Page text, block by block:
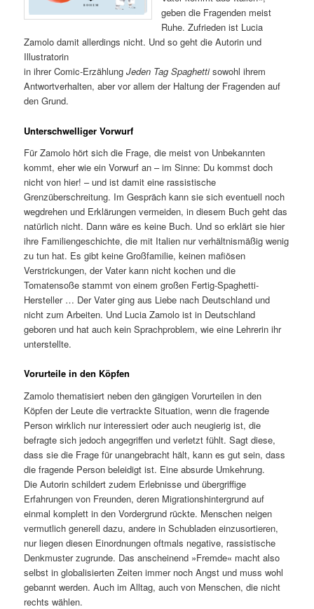
geben die Fragenden meist
Ruhe. Zufrieden ist Lucia
Zamolo damit allerdings nicht. Und so geht die Autorin und
Illustratorin
in ihrer Comic-ErzählungJeden Tag Spaghettisowohl ihrem
Antwortverhalten, aber vor allem der Haltung der Fragenden auf
den Grund.
Unterschwelliger Vorwurf
Für Zamolo hört sich die Frage, die meist von Unbekannten
kommt, eher wie ein Vorwurf an – im Sinne: Du kommst doch
nicht von hier! – und ist damit eine rassistische
Grenzüberschreitung. Im Gespräch kann sie sich eventuell noch
wegdrehen und Erklärungen vermeiden, in diesem Buch geht das
natürlich nicht. Dann wäre es keine Buch. Und so erklärt sie hier
ihre Familiengeschichte, die mit Italien nur verhältnismäßig wenig
zu tun hat. Es gibt keine Großfamilie, keinen mafiösen
Verstrickungen, der Vater kann nicht kochen und die
Tomatensoße stammt von einem großen Fertig-Spaghetti-
Hersteller … Der Vater ging aus Liebe nach Deutschland und
nicht zum Arbeiten. Und Lucia Zamolo ist in Deutschland
geboren und hat auch kein Sprachproblem, wie eine Lehrerin ihr
unterstellte.
Vorurteile in den Köpfen
Zamolo thematisiert neben den gängigen Vorurteilen in den
Köpfen der Leute die vertrackte Situation, wenn die fragende
Person wirklich nur interessiert oder auch neugierig ist, die
befragte sich jedoch angegriffen und verletzt fühlt. Sagt diese,
dass sie die Frage für unangebracht hält, kann es gut sein, dass
die fragende Person beleidigt ist. Eine absurde Umkehrung.
Die Autorin schildert zudem Erlebnisse und übergriffige
Erfahrungen von Freunden, deren Migrationshintergrund auf
einmal komplett in den Vordergrund rückte. Menschen neigen
vermutlich generell dazu, andere in Schubladen einzusortieren,
nur liegen diesen Einordnungen oftmals negative, rassistische
Denkmuster zugrunde. Das anscheinend »Fremde« macht also
selbst in globalisierten Zeiten immer noch Angst und muss wohl
gebannt werden. Auch im Alltag, auch von Menschen, die nicht
rechts wählen.